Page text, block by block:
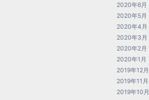
2020年6月
2020年5月
2020年4月
2020年3月
2020年2月
2020年1月
2019年12月
2019年11月
2019年10月